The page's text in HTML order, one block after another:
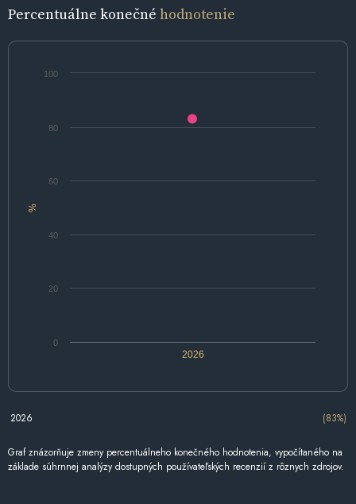
Percentuálne konečné hodnotenie
%
2026
0
20
40
60
80
100
2026 (83%)
Graf znázorňuje zmeny percentuálneho konečného hodnotenia, vypočítaného na
základe súhrnnej analýzy dostupných používateľských recenzií z rôznych zdrojov.